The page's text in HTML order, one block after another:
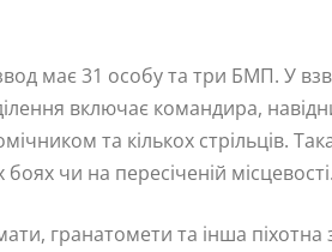
має 31 особу та три БМП. У
включає командира,
та кількох стрільців.
чи на пересіченій місцевості.
гранатомети та інша